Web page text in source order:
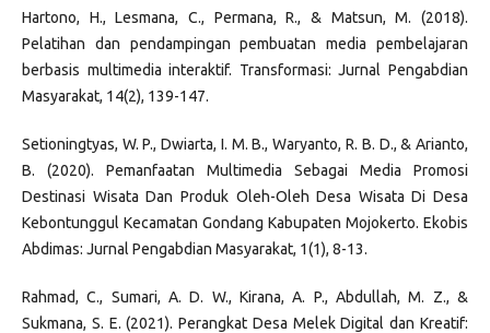
Hartono, H., Lesmana, C., Permana, R., & Matsun, M. (2018).
Pelatihan dan pendampingan pembuatan media pembelajaran
berbasis multimedia interaktif. Transformasi: Jurnal Pengabdian
Masyarakat, 14(2), 139-147.
Setioningtyas, W. P., Dwiarta, I. M. B., Waryanto, R. B. D., & Arianto,
B. (2020). Pemanfaatan Multimedia Sebagai Media Promosi
Destinasi Wisata Dan Produk Oleh-Oleh Desa Wisata Di Desa
Kebontunggul Kecamatan Gondang Kabupaten Mojokerto. Ekobis
Abdimas: Jurnal Pengabdian Masyarakat, 1(1), 8-13.
Rahmad, C., Sumari, A. D. W., Kirana, A. P., Abdullah, M. Z., &
Sukmana, S. E. (2021). Perangkat Desa Melek Digital dan Kreatif: